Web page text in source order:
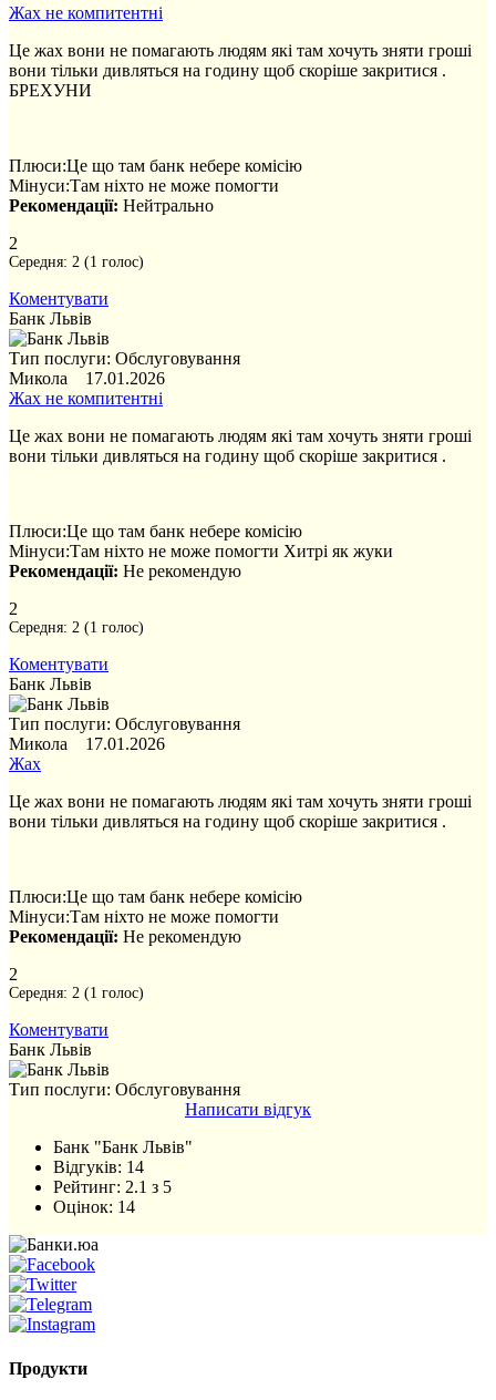
Жах не компитентні
Це жах вони не помагають людям які там хочуть зняти гроші
вони тільки дивляться на годину щоб скоріше закритися .
БРЕХУНИ
Плюси:Це що там банк небере комісію
Мінуси:Там ніхто не може помогти
Рекомендації: Нейтрально
2
Середня: 2 (1 голос)
Коментувати
Банк Львів
Тип послуги: Обслуговування
Микола 17.01.2026
Жах не компитентні
Це жах вони не помагають людям які там хочуть зняти гроші
вони тільки дивляться на годину щоб скоріше закритися .
Плюси:Це що там банк небере комісію
Мінуси:Там ніхто не може помогти Хитрі як жуки
Рекомендації: Не рекомендую
2
Середня: 2 (1 голос)
Коментувати
Банк Львів
Тип послуги: Обслуговування
Микола 17.01.2026
Жах
Це жах вони не помагають людям які там хочуть зняти гроші
вони тільки дивляться на годину щоб скоріше закритися .
Плюси:Це що там банк небере комісію
Мінуси:Там ніхто не може помогти
Рекомендації: Не рекомендую
2
Середня: 2 (1 голос)
Коментувати
Банк Львів
Тип послуги: Обслуговування
Написати відгук
Банк "Банк Львів"
Відгуків: 14
Рейтинг: 2.1 з 5
Оцінок: 14
Продукти